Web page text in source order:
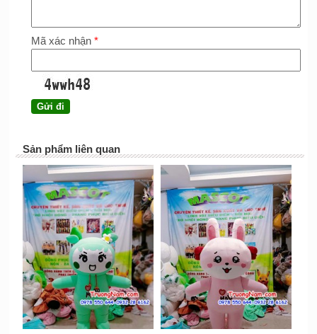
Mã xác nhận *
Sản phẩm liên quan